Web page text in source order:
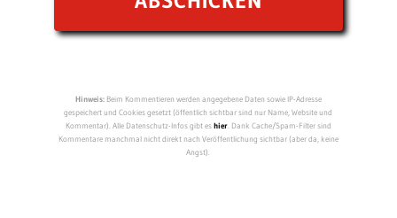
Hinweis:Beim Kommentieren werden angegebene Daten sowie IP-Adresse
gespeichert und Cookies gesetzt (öffentlich sichtbar sind nur Name, Website und
Kommentar). Alle Datenschutz-Infos gibt eshier. Dank Cache/Spam-Filter sind
Kommentare manchmal nicht direkt nach Veröffentlichung sichtbar (aber da, keine
Angst).